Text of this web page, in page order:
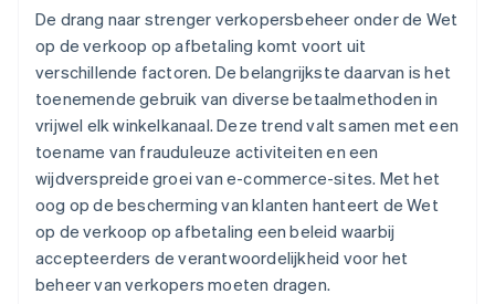
De drang naar strenger verkopersbeheer onder de Wet
op de verkoop op afbetaling komt voort uit
verschillende factoren. De belangrijkste daarvan is het
toenemende gebruik van diverse betaalmethoden in
vrijwel elk winkelkanaal. Deze trend valt samen met een
toename van frauduleuze activiteiten en een
wijdverspreide groei van e-commerce-sites. Met het
oog op de bescherming van klanten hanteert de Wet
op de verkoop op afbetaling een beleid waarbij
accepteerders de verantwoordelijkheid voor het
beheer van verkopers moeten dragen.